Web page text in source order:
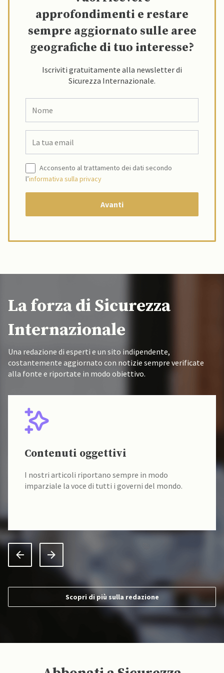
approfondimenti e restare
sempre aggiornato sulle aree
geografiche di tuo interesse?
Iscriviti gratuitamente alla newsletter di
Sicurezza Internazionale.
Acconsento al trattamento dei dati secondo
l’informativa sulla privacy
La forza di Sicurezza
Internazionale
Una redazione di esperti e un sito indipendente,
costantemente aggiornato con notizie sempre verificate
alla fonte e riportate in modo obiettivo.
Contenuti oggettivi
I nostri articoli riportano sempre in modo
imparziale la voce di tutti i governi del mondo.
Scopri di più sulla redazione